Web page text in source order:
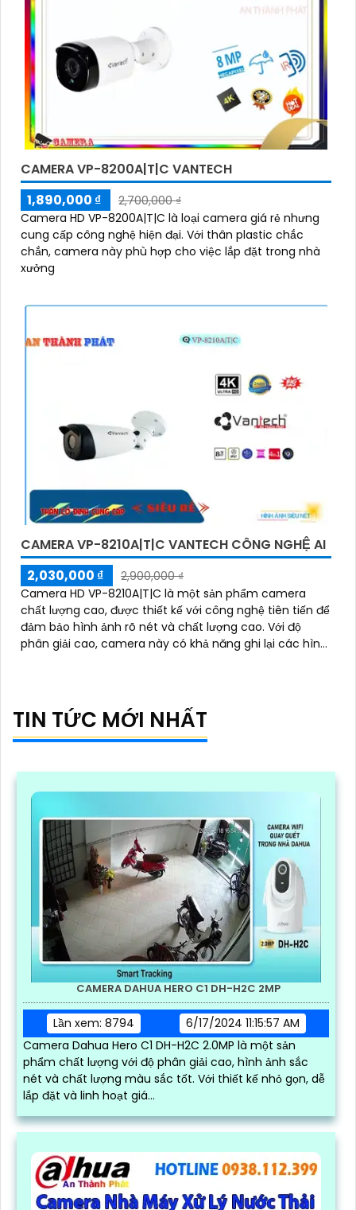
CAMERA VP-8200A|T|C VANTECH
1,890,000 ₫
2,700,000 ₫
Camera HD VP-8200A|T|C là loại camera giá rẻ nhưng
cung cấp công nghệ hiện đại. Với thân plastic chắc
chắn, camera này phù hợp cho việc lắp đặt trong nhà
xưởng
CAMERA VP-8210A|T|C VANTECH CÔNG NGHỆ AI
2,030,000 ₫
2,900,000 ₫
Camera HD VP-8210A|T|C là một sản phẩm camera
chất lượng cao, được thiết kế với công nghệ tiên tiến để
đảm bảo hình ảnh rõ nét và chất lượng cao. Với độ
phân giải cao, camera này có khả năng ghi lại các hình
TIN TỨC MỚI NHẤT
CAMERA DAHUA HERO C1 DH-H2C 2MP
Lần xem: 8794
6/17/2024 11:15:57 AM
Camera Dahua Hero C1 DH-H2C 2.0MP là một sản
phẩm chất lượng với độ phân giải cao, hình ảnh sắc
nét và chất lượng màu sắc tốt. Với thiết kế nhỏ gọn, dễ
lắp đặt và linh hoạt giá...